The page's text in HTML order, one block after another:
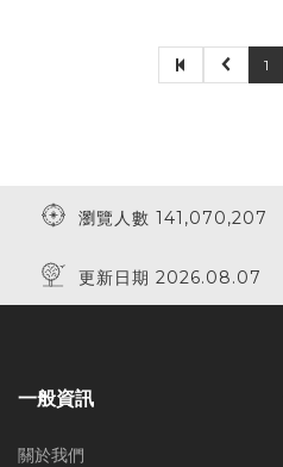
1
瀏覽人數 141,070,207
更新日期 2026.08.07
一般資訊
關於我們